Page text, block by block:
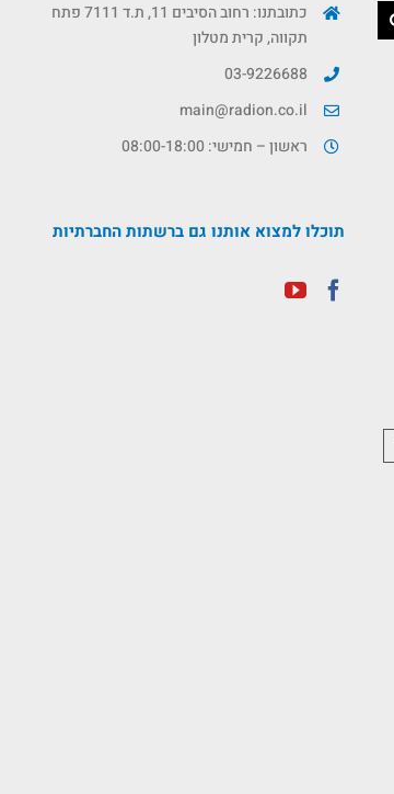
כתובתנו: רחוב הסיבים 11, ת.ד 7111 פתח
תקווה, קרית מטלון
03-9226688
main@radion.co.il
ראשון – חמישי: 08:00-18:00
תוכלו למצוא אותנו גם ברשתות החברתיות